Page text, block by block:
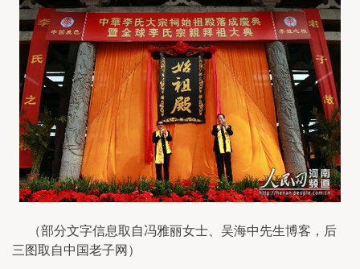
（部分文字信息取自冯雅丽女士、吴海中先生博客，后
三图取自中国老子网）